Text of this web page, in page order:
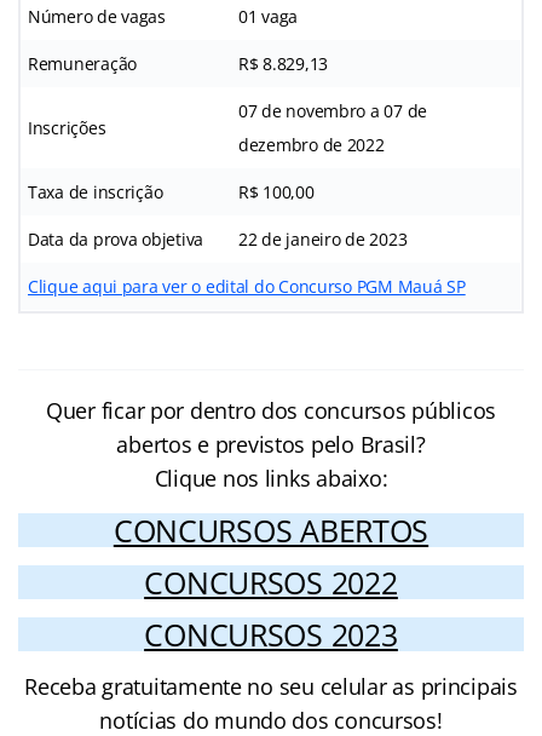
Número de vagas 01 vaga
Remuneração R$ 8.829,13
Inscrições
07 de novembro a 07 de
dezembro de 2022
Taxa de inscrição R$ 100,00
Data da prova objetiva 22 de janeiro de 2023
Clique aqui para ver o edital do Concurso PGM Mauá SP
Quer ficar por dentro dos concursos públicos
abertos e previstos pelo Brasil?
Clique nos links abaixo:
CONCURSOS ABERTOS
CONCURSOS 2022
CONCURSOS 2023
Receba gratuitamente no seu celular as principais
notícias do mundo dos concursos!